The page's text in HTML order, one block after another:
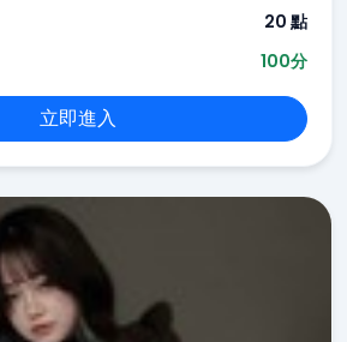
20 點
100分
立即進入